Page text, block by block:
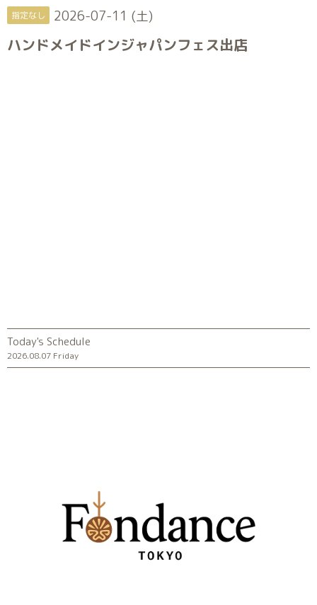
指定なし 2026-07-11 (土)
ハンドメイドインジャパンフェス出店
Today's Schedule
2026.08.07 Friday